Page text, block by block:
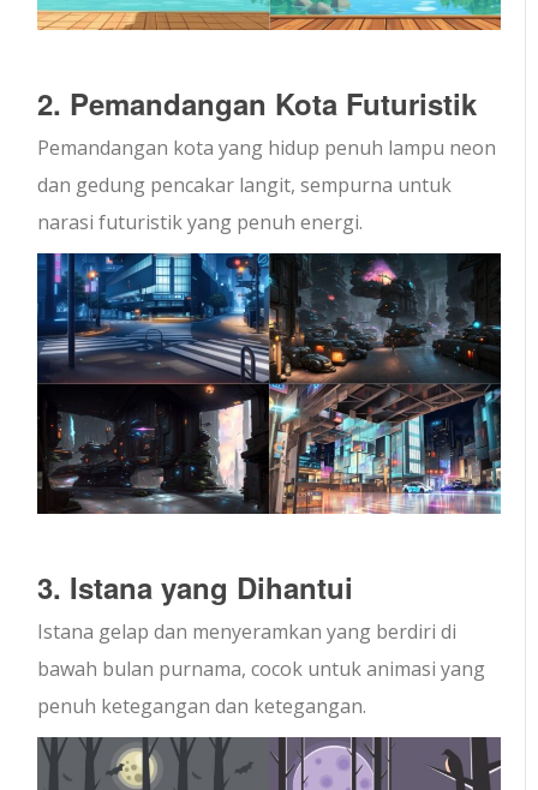
2. Pemandangan Kota Futuristik
Pemandangan kota yang hidup penuh lampu neon
dan gedung pencakar langit, sempurna untuk
narasi futuristik yang penuh energi.
3. Istana yang Dihantui
Istana gelap dan menyeramkan yang berdiri di
bawah bulan purnama, cocok untuk animasi yang
penuh ketegangan dan ketegangan.